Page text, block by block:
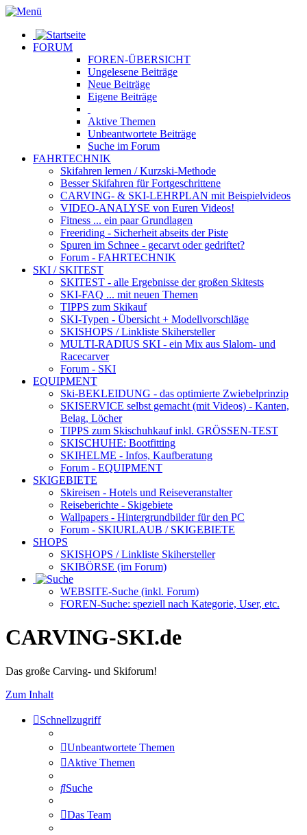
FORUM
FOREN-ÜBERSICHT
Ungelesene Beiträge
Neue Beiträge
Eigene Beiträge
Aktive Themen
Unbeantwortete Beiträge
Suche im Forum
FAHRTECHNIK
Skifahren lernen / Kurzski-Methode
Besser Skifahren für Fortgeschrittene
CARVING- & SKI-LEHRPLAN mit Beispielvideos
VIDEO-ANALYSE von Euren Videos!
Fitness ... ein paar Grundlagen
Freeriding - Sicherheit abseits der Piste
Spuren im Schnee - gecarvt oder gedriftet?
Forum - FAHRTECHNIK
SKI / SKITEST
SKITEST - alle Ergebnisse der großen Skitests
SKI-FAQ ... mit neuen Themen
TIPPS zum Skikauf
SKI-Typen - Übersicht + Modellvorschläge
SKISHOPS / Linkliste Skihersteller
MULTI-RADIUS SKI - ein Mix aus Slalom- und
Racecarver
Forum - SKI
EQUIPMENT
Ski-BEKLEIDUNG - das optimierte Zwiebelprinzip
SKISERVICE selbst gemacht (mit Videos) - Kanten,
Belag, Löcher
TIPPS zum Skischuhkaufinkl. GRÖSSEN-TEST
SKISCHUHE: Bootfitting
SKIHELME - Infos, Kaufberatung
Forum - EQUIPMENT
SKIGEBIETE
Skireisen - Hotels und Reiseveranstalter
Reiseberichte - Skigebiete
Wallpapers - Hintergrundbilder für den PC
Forum - SKIURLAUB / SKIGEBIETE
SHOPS
SKISHOPS / Linkliste Skihersteller
SKIBÖRSE (im Forum)
WEBSITE-Suche (inkl. Forum)
FOREN-Suche: speziell nach Kategorie, User, etc.
CARVING-SKI.de
Das große Carving- und Skiforum!
Zum Inhalt
Schnellzugriff
Unbeantwortete Themen
Aktive Themen
Suche
Das Team